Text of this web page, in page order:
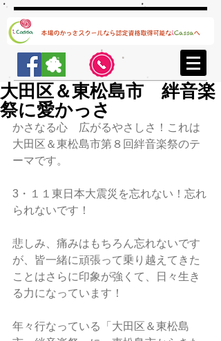
大田区＆東松島市 絆音楽
祭に愛かっさ
かさなる心　広がるやさしさ！これは
大田区＆東松島市第８回絆音楽祭のテ
ーマです。
3・１１東日本大震災を忘れない！忘れ
られないです！
悲しみ、痛みはもちろん忘れないです
が、皆一緒に頑張って乗り越えてきた
ことはさらに印象が強くて、日々生き
る力になっています！
年々行なっている「大田区＆東松島